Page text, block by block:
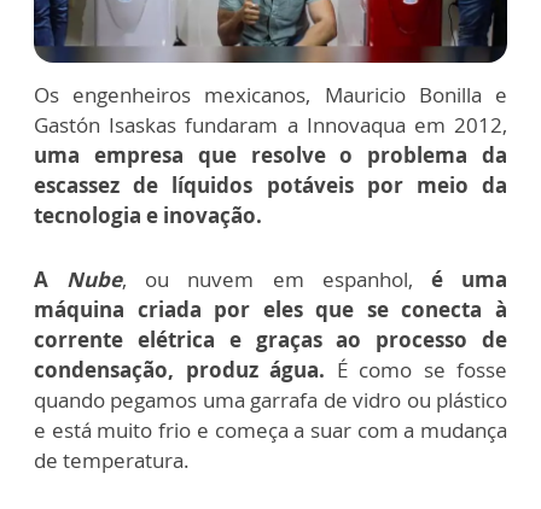
Os engenheiros mexicanos, Mauricio Bonilla e
Gastón Isaskas fundaram a Innovaqua em 2012,
uma empresa que resolve o problema da
escassez de líquidos potáveis por meio da
tecnologia e inovação.
A Nube, ou nuvem em espanhol, é uma
máquina criada por eles que se conecta à
corrente elétrica e graças ao processo de
condensação, produz água. É como se fosse
quando pegamos uma garrafa de vidro ou plástico
e está muito frio e começa a suar com a mudança
de temperatura.